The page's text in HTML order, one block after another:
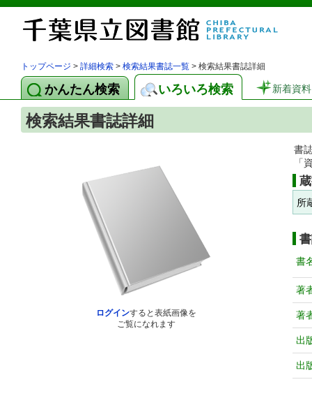
トップページ > 詳細検索 > 検索結果書誌一覧 > 検索結果書誌詳細
かんたん検索 いろいろ検索 新着資料
検索結果書誌詳細
ログインすると表紙画像を
ご覧になれます
書
「
所
書
著
著
出
出